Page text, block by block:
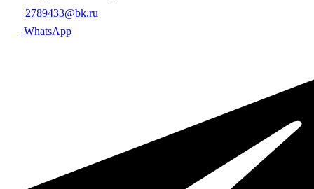
2789433@bk.ru
WhatsApp